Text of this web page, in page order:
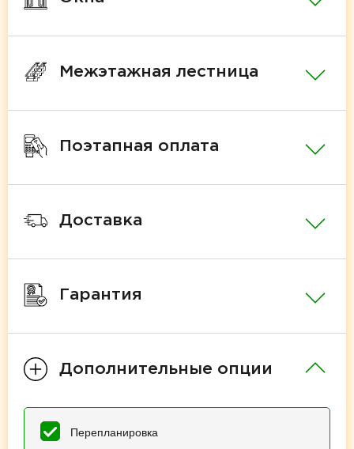
Межэтажная лестница
Поэтапная оплата
Доставка
Гарантия
Дополнительные опции
Перепланировка